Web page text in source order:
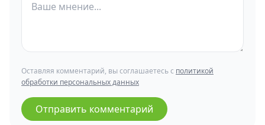
Оставляя комментарий, вы соглашаетесь с политикой
обработки персональных данных
Отправить комментарий